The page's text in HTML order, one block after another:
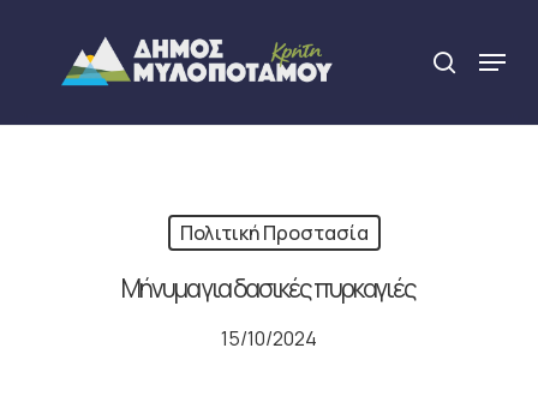
content
search
Menu
Πολιτική Προστασία
Μήνυμα για δασικές πυρκαγιές
15/10/2024
Close